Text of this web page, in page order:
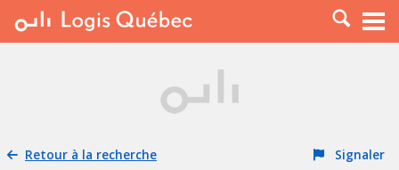
À LOUER
PLACER UNE ANNONCE
RESSOURCES
Retour à la recherche Signaler